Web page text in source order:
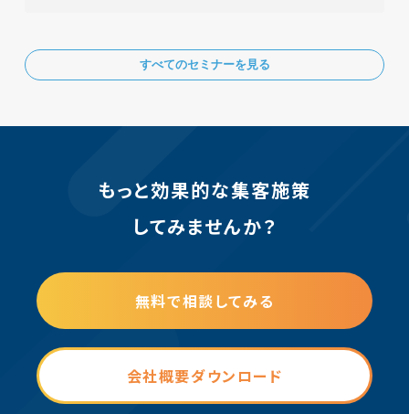
すべてのセミナーを見る
もっと効果的な集客施策
してみませんか？
無料で相談してみる
会社概要ダウンロード